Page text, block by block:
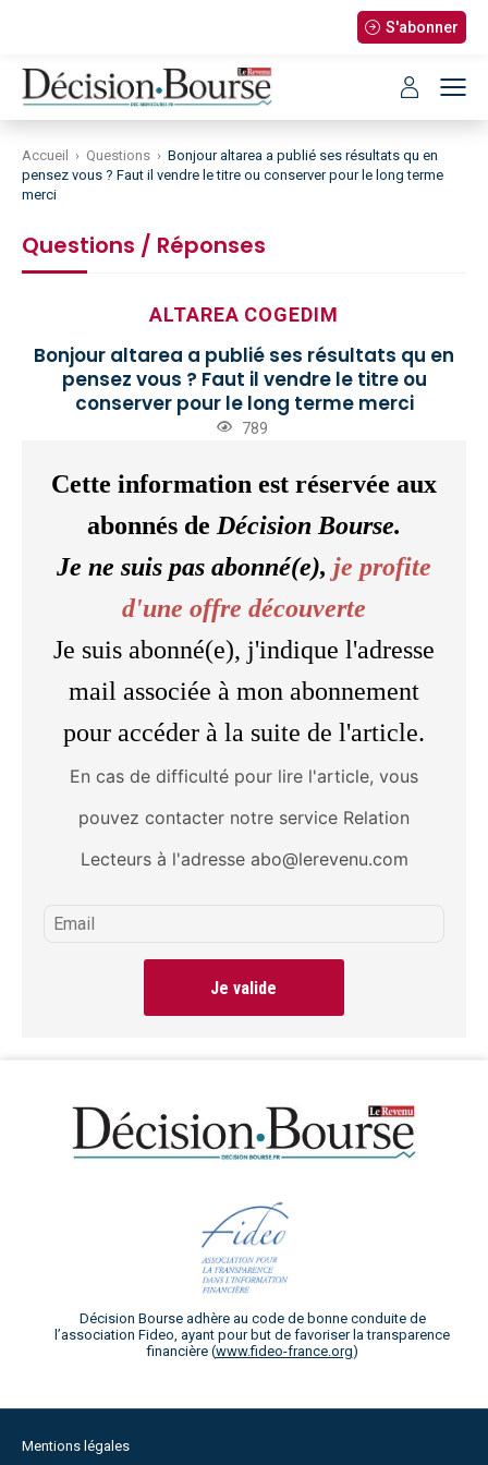
S'abonner
Accueil › Questions › Bonjour altarea a publié ses résultats qu en
pensez vous ? Faut il vendre le titre ou conserver pour le long terme
merci
Questions / Réponses
ALTAREA COGEDIM
Bonjour altarea a publié ses résultats qu en
pensez vous ? Faut il vendre le titre ou
conserver pour le long terme merci
789
Cette information est réservée aux
abonnés de Décision Bourse.
Je ne suis pas abonné(e), je profite
d'une offre découverte
Je suis abonné(e), j'indique l'adresse
mail associée à mon abonnement
pour accéder à la suite de l'article.
En cas de difficulté pour lire l'article, vous
pouvez contacter notre service Relation
Lecteurs à l'adresse abo@lerevenu.com
Je valide
Décision Bourse adhère au code de bonne conduite de
l’association Fideo, ayant pour but de favoriser la transparence
financière (www.fideo-france.org)
Mentions légales